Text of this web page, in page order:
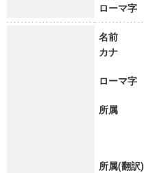
ローマ字
名前
カナ
ローマ字
所属
所属(翻訳)